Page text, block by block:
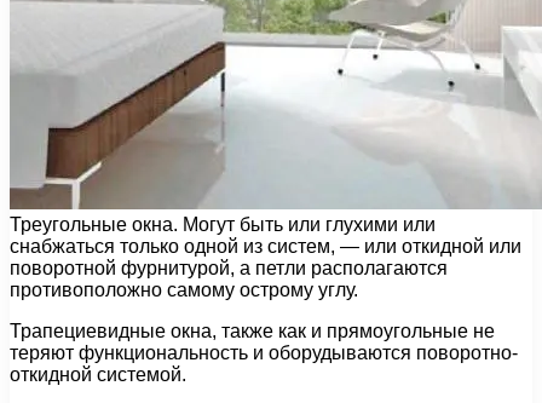
Треугольные окна. Могут быть или глухими или
снабжаться только одной из систем, — или откидной или
поворотной фурнитурой, а петли располагаются
противоположно самому острому углу.
Трапециевидные окна, также как и прямоугольные не
теряют функциональность и оборудываются поворотно-
откидной системой.